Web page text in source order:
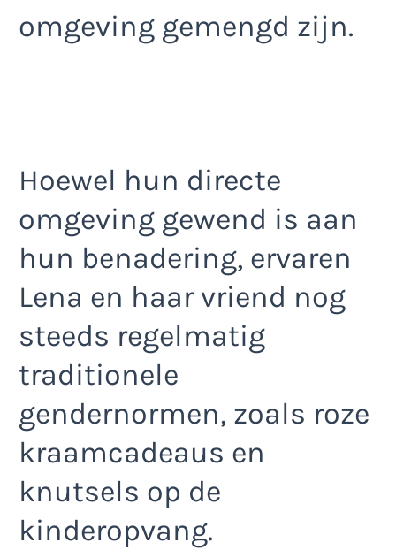
omgeving gemengd zijn.
Hoewel hun directe
omgeving gewend is aan
hun benadering, ervaren
Lena en haar vriend nog
steeds regelmatig
traditionele
gendernormen, zoals roze
kraamcadeaus en
knutsels op de
kinderopvang.